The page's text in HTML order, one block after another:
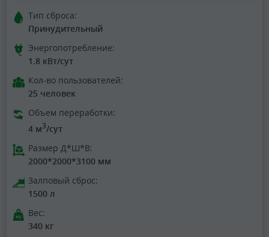
Тип сброса:
Принудительный
Энергопотребление:
1.8 кВт/сут
Кол-во пользователей:
25 человек
Объем переработки:
4 м3/сут
Размер Д*Ш*В:
2000*2000*3100 мм
Залповый сброс:
1500 л
Вес:
340 кг